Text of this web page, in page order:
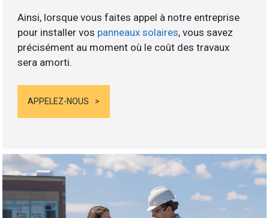
Ainsi, lorsque vous faites appel à notre entreprise
pour installer vos panneaux solaires, vous savez
précisément au moment où le coût des travaux
sera amorti.
APPELEZ-NOUS